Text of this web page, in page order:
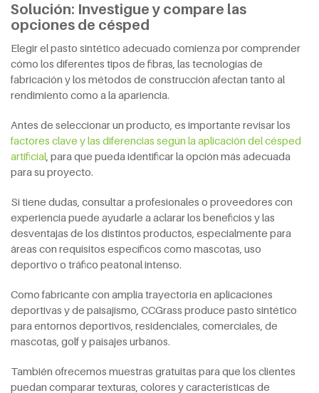
Solución: Investigue y compare las
opciones de césped
Elegir el pasto sintético adecuado comienza por comprender
cómo los diferentes tipos de fibras, las tecnologías de
fabricación y los métodos de construcción afectan tanto al
rendimiento como a la apariencia.
Antes de seleccionar un producto, es importante revisar los
factores clave y las diferencias según la aplicación del césped
artificial , para que pueda identificar la opción más adecuada
para su proyecto.
Si tiene dudas, consultar a profesionales o proveedores con
experiencia puede ayudarle a aclarar los beneficios y las
desventajas de los distintos productos, especialmente para
áreas con requisitos específicos como mascotas, uso
deportivo o tráfico peatonal intenso.
Como fabricante con amplia trayectoria en aplicaciones
deportivas y de paisajismo, CCGrass produce pasto sintético
para entornos deportivos, residenciales, comerciales, de
mascotas, golf y paisajes urbanos.
También ofrecemos muestras gratuitas para que los clientes
puedan comparar texturas, colores y características de